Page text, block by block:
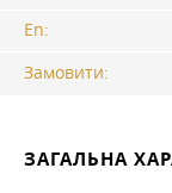
En:
Замовити:
ЗАГАЛЬНА